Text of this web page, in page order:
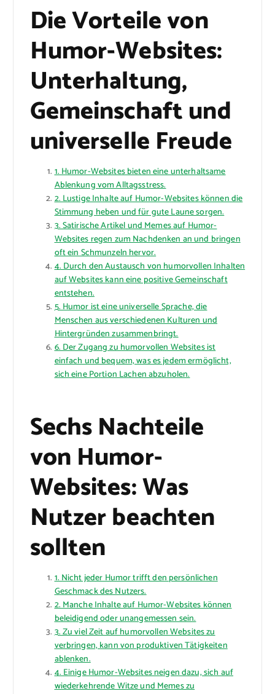
Die Vorteile von
Humor-Websites:
Unterhaltung,
Gemeinschaft und
universelle Freude
1. Humor-Websites bieten eine unterhaltsame
Ablenkung vom Alltagsstress.
2. Lustige Inhalte auf Humor-Websites können die
Stimmung heben und für gute Laune sorgen.
3. Satirische Artikel und Memes auf Humor-
Websites regen zum Nachdenken an und bringen
oft ein Schmunzeln hervor.
4. Durch den Austausch von humorvollen Inhalten
auf Websites kann eine positive Gemeinschaft
entstehen.
5. Humor ist eine universelle Sprache, die
Menschen aus verschiedenen Kulturen und
Hintergründen zusammenbringt.
6. Der Zugang zu humorvollen Websites ist
einfach und bequem, was es jedem ermöglicht,
sich eine Portion Lachen abzuholen.
Sechs Nachteile
von Humor-
Websites: Was
Nutzer beachten
sollten
1. Nicht jeder Humor trifft den persönlichen
Geschmack des Nutzers.
2. Manche Inhalte auf Humor-Websites können
beleidigend oder unangemessen sein.
3. Zu viel Zeit auf humorvollen Websites zu
verbringen, kann von produktiven Tätigkeiten
ablenken.
4. Einige Humor-Websites neigen dazu, sich auf
wiederkehrende Witze und Memes zu